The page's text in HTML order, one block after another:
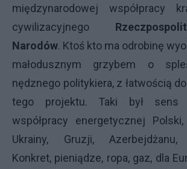
międzynarodowej współpracy
cywilizacyjnego
Narodów. Ktoś kto ma odrobinę
małodusznym grzybem o
nędznego politykiera, z łatwością
tego projektu. Taki był sens
współpracy energetycznej
Ukrainy, Gruzji, Azerbejdżanu,
Konkret, pieniądze, ropa, gaz, dla